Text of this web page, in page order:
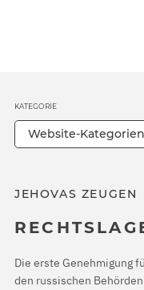
JEHOVAS ZEUGEN
Die erste Genehmigung
den russischen
KATEGORIE
Website-Kategorien